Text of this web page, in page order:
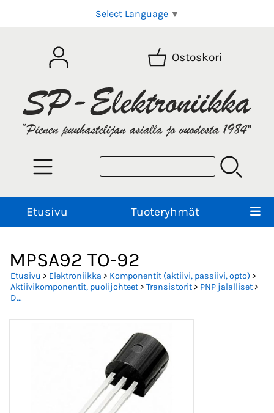
Select Language ▼
Ostoskori
Etusivu Tuoteryhmät
MPSA92 TO-92
Etusivu > Elektroniikka > Komponentit (aktiivi, passiivi, opto) >
Aktiivikomponentit, puolijohteet> Transistorit> PNP jalalliset>
D...